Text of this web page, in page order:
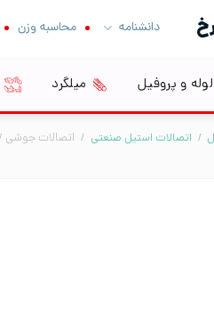
دانشنامه محاسبه وزن
لوله و پروفیل میلگرد
/ اتصالات استیل صنعتی / اتصالات جوشی BW